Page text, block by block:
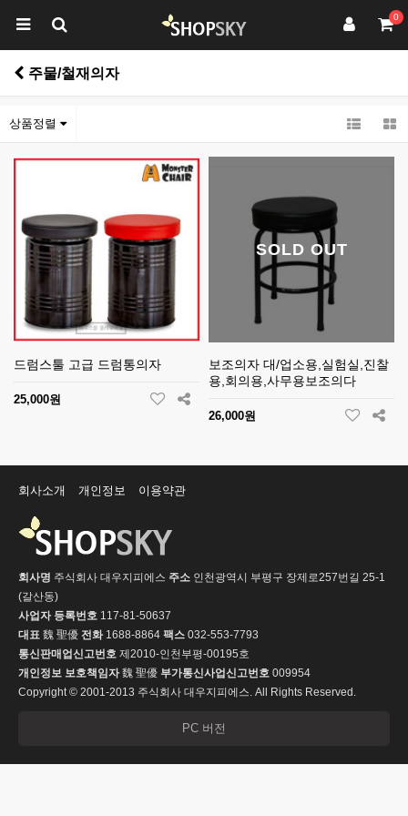
0
주물/철재의자
상품정렬
드럼스툴 고급 드럼통의자
25,000원
SOLD OUT
보조의자 대/업소용,실험실,진찰
용,회의용,사무용보조의다
26,000원
회사소개 개인정보 이용약관
회사명 주식회사 대우지피에스 주소 인천광역시 부평구 장제로257번길 25-1
(갈산동)
사업자 등록번호 117-81-50637
대표 魏 聖優 전화1688-8864 팩스 032-553-7793
통신판매업신고번호 제2010-인천부평-00195호
개인정보 보호책임자魏 聖優 부가통신사업신고번호 009954
Copyright © 2001-2013 주식회사 대우지피에스. All Rights Reserved.
PC 버전